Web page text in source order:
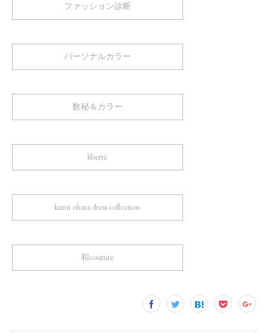
ファッション診断
パーソナルカラー
数秘＆カラー
liberté
kumi ohara dress collection
和couture